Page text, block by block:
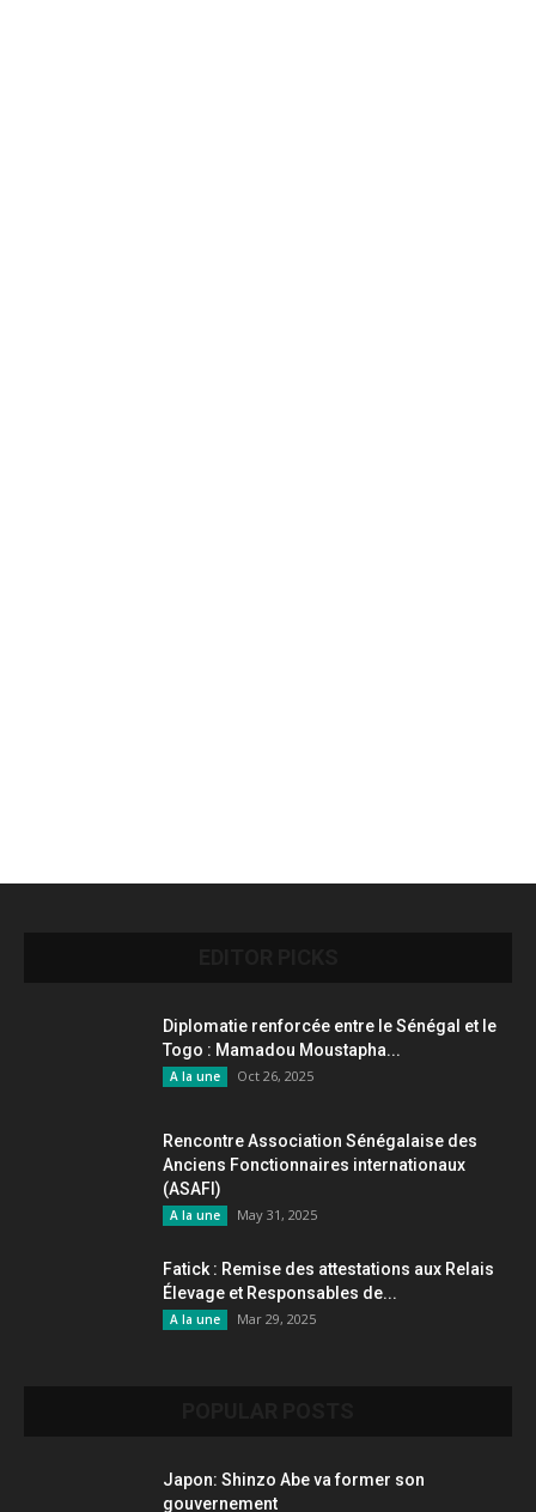
Diplomatie renforcée entre le Sénégal et le
Togo : Mamadou Moustapha...
A la une Oct 26, 2025
Rencontre Association Sénégalaise des
Anciens Fonctionnaires internationaux
(ASAFI)
A la une May 31, 2025
Fatick : Remise des attestations aux Relais
Élevage et Responsables de...
A la une Mar 29, 2025
Japon: Shinzo Abe va former son
gouvernement